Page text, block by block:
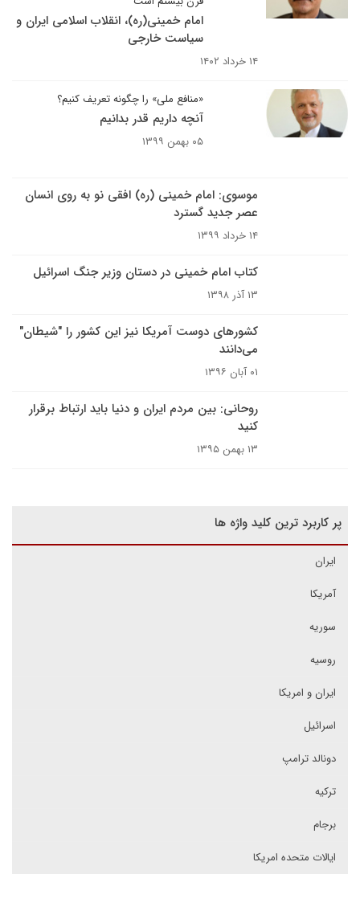
امام خمینی(ره)، انقلاب اسلامی ایران و
سیاست خارجی
۱۴ خرداد ۱۴۰۲
«منافع ملی» را چگونه تعریف کنیم؟
آنچه داریم قدر بدانیم
۰۵ بهمن ۱۳۹۹
موسوی: امام خمینی (ره) افقی نو به روی انسان
عصر جدید گسترد
۱۴ خرداد ۱۳۹۹
کتاب امام خمینی در دستان وزیر جنگ اسرائیل
۱۳ آذر ۱۳۹۸
کشورهای دوست آمریکا نیز این کشور را "شیطان"
می‌دانند
۰۱ آبان ۱۳۹۶
روحانی: بین مردم ایران و دنیا باید ارتباط برقرار
کنید
۱۳ بهمن ۱۳۹۵
پر کاربرد ترین کلید واژه ها
ایران
آمریکا
سوریه
روسیه
ایران و امریکا
اسرائیل
دونالد ترامپ
ترکیه
برجام
ایالات متحده امریکا